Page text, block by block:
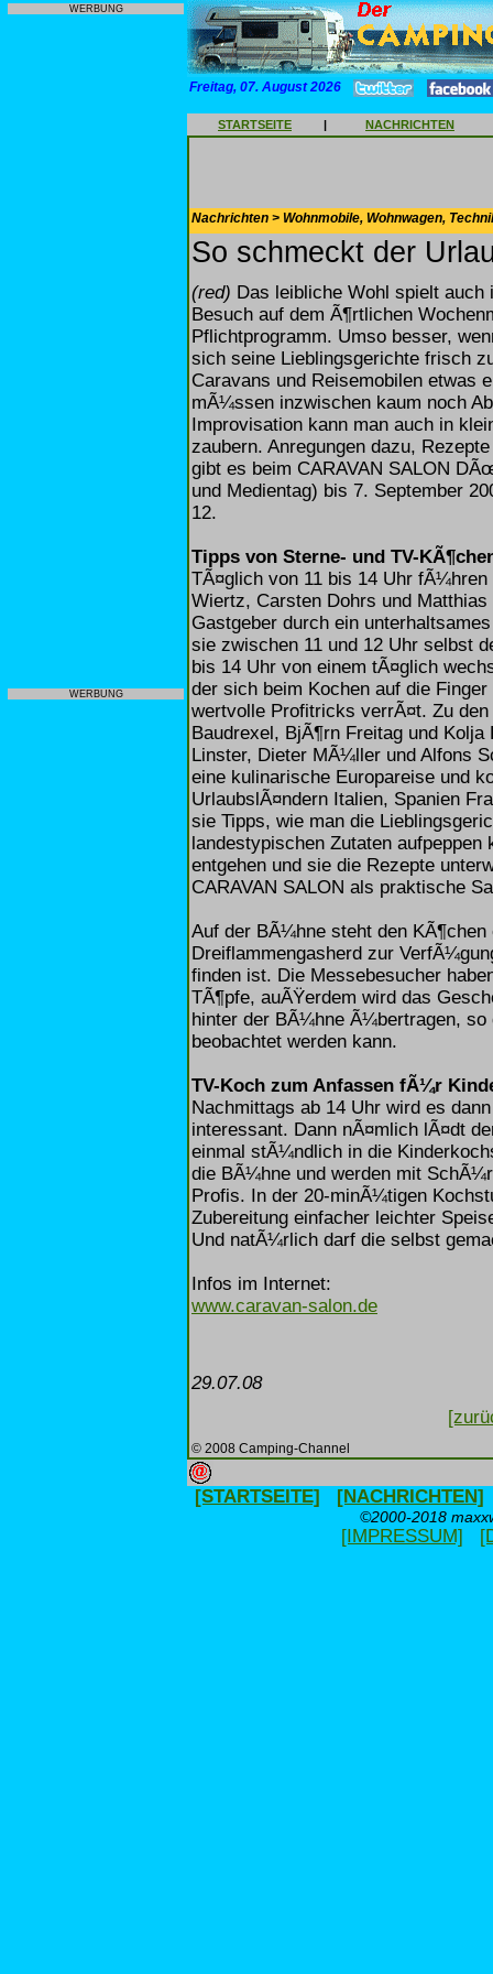
WERBUNG
WERBUNG
Freitag, 07. August 2026
STARTSEITE | NACHRICHTEN
Nachrichten > Wohnmobile, Wohnwagen,
So schmeckt der
(red) Das leibliche Wohl spielt auch
Besuch auf dem Ã¶rtlichen
Pflichtprogramm. Umso besser,
sich seine Lieblingsgerichte frisch
Caravans und Reisemobilen etwas
mÃ¼ssen inzwischen kaum noch
Improvisation kann man auch in
zaubern. Anregungen dazu,
gibt es beim CARAVAN SALON
und Medientag) bis 7. September
12.
Tipps von Sterne- und TV-
TÃ¤glich von 11 bis 14 Uhr
Wiertz, Carsten Dohrs und
Gastgeber durch ein
sie zwischen 11 und 12 Uhr selbst
bis 14 Uhr von einem tÃ¤glich
der sich beim Kochen auf die
wertvolle Profitricks verrÃ¤t. Zu
Baudrexel, BjÃ¶rn Freitag und
Linster, Dieter MÃ¼ller und Alfons
eine kulinarische Europareise und
UrlaubslÃ¤ndern Italien, Spanien
sie Tipps, wie man die
landestypischen Zutaten
entgehen und sie die Rezepte
CARAVAN SALON als praktische
Auf der BÃ¼hne steht den
Dreiflammengasherd zur
finden ist. Die Messebesucher
TÃ¶pfe, auÃŸerdem wird das
hinter der BÃ¼hne Ã¼bertragen,
beobachtet werden kann.
TV-Koch zum Anfassen fÃ¼r
Nachmittags ab 14 Uhr wird es
interessant. Dann nÃ¤mlich lÃ¤dt
einmal stÃ¼ndlich in die
die BÃ¼hne und werden mit
Profis. In der 20-minÃ¼tigen
Zubereitung einfacher leichter
Und natÃ¼rlich darf die selbst
Infos im Internet:
www.caravan-salon.de
29.07.08
© 2008 Camping-Channel
[STARTSEITE] [NACHRICHTEN]
©2000-2018
[IMPRESSUM]